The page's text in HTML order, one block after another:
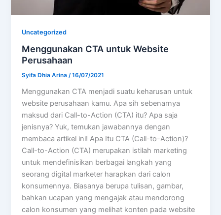
Uncategorized
Menggunakan CTA untuk Website
Perusahaan
Syifa Dhia Arina/16/07/2021
Menggunakan CTA menjadi suatu keharusan untuk
website perusahaan kamu. Apa sih sebenarnya
maksud dari Call-to-Action (CTA) itu? Apa saja
jenisnya? Yuk, temukan jawabannya dengan
membaca artikel ini! Apa Itu CTA (Call-to-Action)?
Call-to-Action (CTA) merupakan istilah marketing
untuk mendefinisikan berbagai langkah yang
seorang digital marketer harapkan dari calon
konsumennya. Biasanya berupa tulisan, gambar,
bahkan ucapan yang mengajak atau mendorong
calon konsumen yang melihat konten pada website